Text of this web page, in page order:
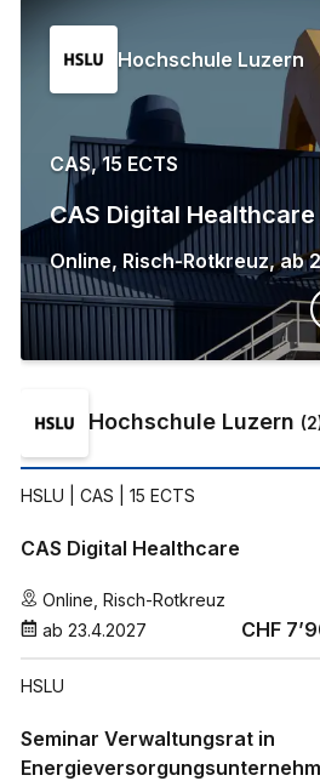
Hochschule Luzern
CAS, 15 ECTS
CAS Digital Healthcare
Online, Risch-Rotkreuz,ab
Hochschule Luzern (2
HSLU | CAS | 15 ECTS
CAS Digital Healthcare
Online Risch-Rotkreuz
ab 23.4.2027 CHF
HSLU
Seminar Verwaltungsrat in